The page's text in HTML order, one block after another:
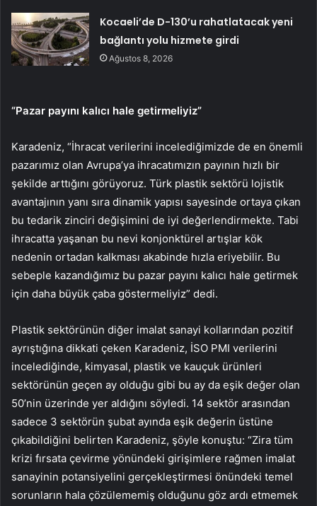
Kocaeli’de D-130’u rahatlatacak yeni
bağlantı yolu hizmete girdi
Ağustos 8, 2026
“Pazar payını kalıcı hale getirmeliyiz”
Karadeniz, “İhracat verilerini incelediğimizde de en önemli
pazarımız olan Avrupa’ya ihracatımızın payının hızlı bir
şekilde arttığını görüyoruz. Türk plastik sektörü lojistik
avantajının yanı sıra dinamik yapısı sayesinde ortaya çıkan
bu tedarik zinciri değişimini de iyi değerlendirmekte. Tabi
ihracatta yaşanan bu nevi konjonktürel artışlar kök
nedenin ortadan kalkması akabinde hızla eriyebilir. Bu
sebeple kazandığımız bu pazar payını kalıcı hale getirmek
için daha büyük çaba göstermeliyiz” dedi.
Plastik sektörünün diğer imalat sanayi kollarından pozitif
ayrıştığına dikkati çeken Karadeniz, İSO PMI verilerini
incelediğinde, kimyasal, plastik ve kauçuk ürünleri
sektörünün geçen ay olduğu gibi bu ay da eşik değer olan
50’nin üzerinde yer aldığını söyledi. 14 sektör arasından
sadece 3 sektörün şubat ayında eşik değerin üstüne
çıkabildiğini belirten Karadeniz, şöyle konuştu: “Zira tüm
krizi fırsata çevirme yönündeki girişimlere rağmen imalat
sanayinin potansiyelini gerçekleştirmesi önündeki temel
sorunların hala çözülememiş olduğunu göz ardı etmemek